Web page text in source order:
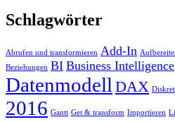
Schlagwörter
Abrufen und transformieren Add-In
Beziehungen BI Business Intelligence
Datenmodell DAX
2016 Gantt Get & transform Importieren